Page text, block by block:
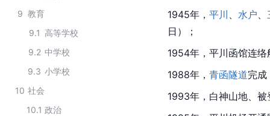
9 教育
9.1 高等学校
9.2 中学校
9.3 小学校
10 社会
10.1 政治
1945年，平川 水户
日）；
1954年，平川函馆连
1988年， 青函隧道完成
1993年，白神山地、